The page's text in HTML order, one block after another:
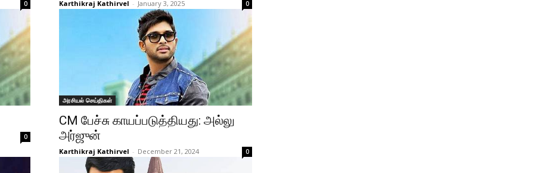
0 Karthikraj Kathirvel - January 3, 2025 0
0
அரசியல் செய்திகள்
CM பேச்சு காயப்படுத்தியது: அல்லு
அர்ஜுன்
Karthikraj Kathirvel - December 21, 2024 0